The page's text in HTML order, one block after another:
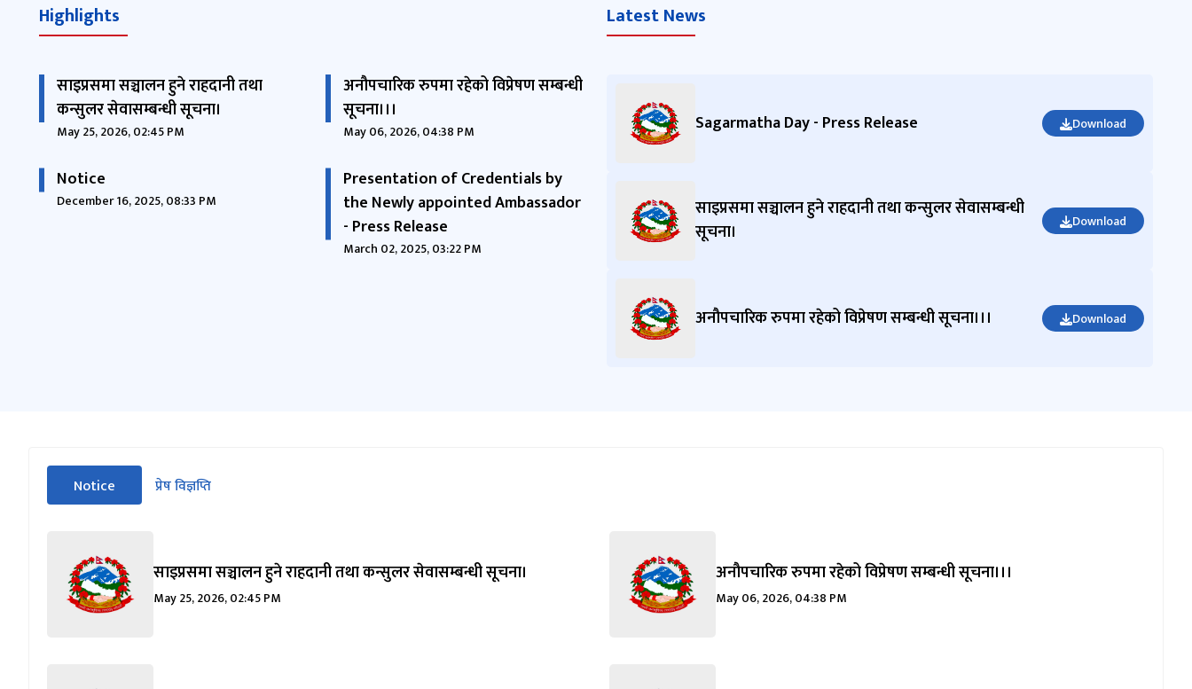
0351001
11
telaviv@
Highlights
साइप्रसमा सञ्चालन हुने राहदानी तथा
कन्सुलर सेवासम्बन्धी सूचना।
May 25, 2026, 02:45 PM
अनौपचारिक रुपमा रहेको विप्रेषण सम्बन्धी
सूचना।।।
May 06, 2026, 04:38 PM
Notice
December 16, 2025, 08:33 PM
Presentation of Credentials by
the Newly appointed Ambassador
- Press Release
March 02, 2025, 03:22 PM
Latest News
Sagarmatha Day - Press Release Download
साइप्रसमा सञ्चालन हुने राहदानी तथा कन्सुलर सेवासम्बन्धी
सूचना।
Download
अनौपचारिक रुपमा रहेको विप्रेषण सम्बन्धी सूचना।।। Download
सीधा
पहिलो
जानुहोस्
Notice
(सक्रिय ट्याब)
प्रेष विज्ञप्ति
साइप्रसमा सञ्चालन हुने राहदानी तथा कन्सुलर सेवासम्बन्धी सूचना।
May 25, 2026, 02:45 PM
अनौपचारिक रुपमा रहेको विप्रेषण सम्बन्धी सूचना।।।
May 06, 2026, 04:38 PM